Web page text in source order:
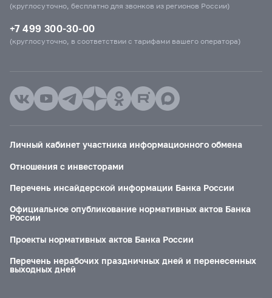
(круглосуточно, бесплатно для звонков из регионов России)
+7 499 300-30-00
(круглосуточно, в соответствии с тарифами вашего оператора)
Личный кабинет участника информационного обмена
Отношения с инвесторами
Перечень инсайдерской информации Банка России
Официальное опубликование нормативных актов Банка
России
Проекты нормативных актов Банка России
Перечень нерабочих праздничных дней и перенесенных
выходных дней